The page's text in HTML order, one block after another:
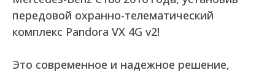
передовой охранно-телематический
комплекс Pandora VX 4G v2!
Это современное и надежное решение,